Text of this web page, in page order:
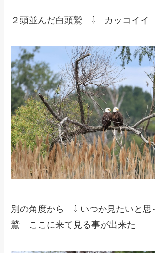
２頭並んだ白頭鷲 ⇩ カッコイイ
別の角度から ⇩ いつか見たいと思
鷲 ここに来て見る事が出来た